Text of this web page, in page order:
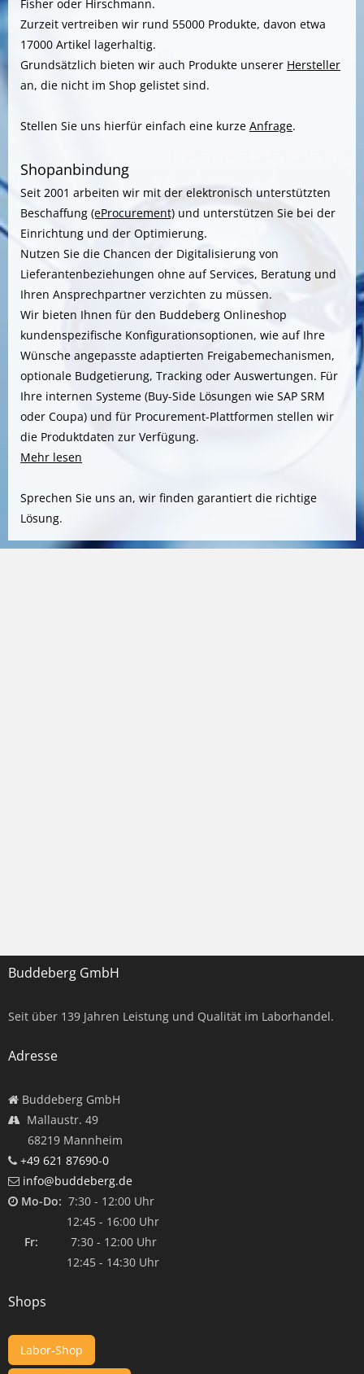
Fisher oder Hirschmann.
Zurzeit vertreiben wir rund 55000 Produkte, davon etwa
17000 Artikel lagerhaltig.
Grundsätzlich bieten wir auch Produkte unserer Hersteller
an, die nicht im Shop gelistet sind.
Stellen Sie uns hierfür einfach eine kurze Anfrage.
Shopanbindung
Seit 2001 arbeiten wir mit der elektronisch unterstützten
Beschaffung (eProcurement) und unterstützen Sie bei der
Einrichtung und der Optimierung.
Nutzen Sie die Chancen der Digitalisierung von
Lieferantenbeziehungen ohne auf Services, Beratung und
Ihren Ansprechpartner verzichten zu müssen.
Wir bieten Ihnen für den Buddeberg Onlineshop
kundenspezifische Konfigurationsoptionen, wie auf Ihre
Wünsche angepasste adaptierten Freigabemechanismen,
optionale Budgetierung, Tracking oder Auswertungen. Für
Ihre internen Systeme (Buy-Side Lösungen wie SAP SRM
oder Coupa) und für Procurement-Plattformen stellen wir
die Produktdaten zur Verfügung.
Mehr lesen
Sprechen Sie uns an, wir finden garantiert die richtige
Lösung.
Buddeberg GmbH
Seit über 139 Jahren Leistung und Qualität im Laborhandel.
Adresse
Buddeberg GmbH
Mallaustr. 49
68219 Mannheim
+49 621 87690-0
info@buddeberg.de
Mo-Do: 7:30 - 12:00 Uhr
12:45 - 16:00 Uhr
Fr: 7:30 - 12:00 Uhr
12:45 - 14:30 Uhr
Shops
Labor-Shop